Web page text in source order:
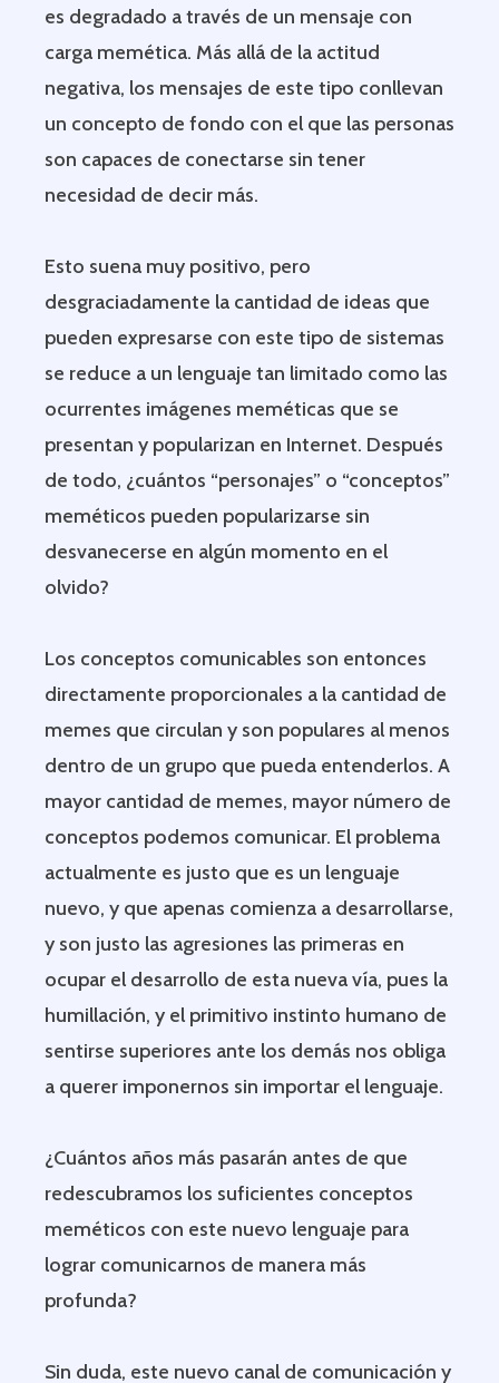
es degradado a través de un mensaje con
carga memética. Más allá de la actitud
negativa, los mensajes de este tipo conllevan
un concepto de fondo con el que las personas
son capaces de conectarse sin tener
necesidad de decir más.
Esto suena muy positivo, pero
desgraciadamente la cantidad de ideas que
pueden expresarse con este tipo de sistemas
se reduce a un lenguaje tan limitado como las
ocurrentes imágenes meméticas que se
presentan y popularizan en Internet. Después
de todo, ¿cuántos “personajes” o “conceptos”
meméticos pueden popularizarse sin
desvanecerse en algún momento en el
olvido?
Los conceptos comunicables son entonces
directamente proporcionales a la cantidad de
memes que circulan y son populares al menos
dentro de un grupo que pueda entenderlos. A
mayor cantidad de memes, mayor número de
conceptos podemos comunicar. El problema
actualmente es justo que es un lenguaje
nuevo, y que apenas comienza a desarrollarse,
y son justo las agresiones las primeras en
ocupar el desarrollo de esta nueva vía, pues la
humillación, y el primitivo instinto humano de
sentirse superiores ante los demás nos obliga
a querer imponernos sin importar el lenguaje.
¿Cuántos años más pasarán antes de que
redescubramos los suficientes conceptos
meméticos con este nuevo lenguaje para
lograr comunicarnos de manera más
profunda?
Sin duda, este nuevo canal de comunicación y